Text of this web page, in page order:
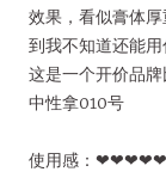
效果，看似膏体
到我不知道还能
这是一个开价品
中性拿010号
使用感：❤❤❤❤❤